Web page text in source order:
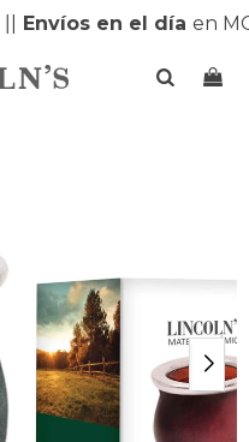
Envíos en el díaen